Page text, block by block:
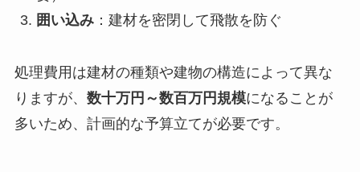
囲い込み：建材を密閉して飛散を防ぐ
処理費用は建材の種類や建物の構造によって異な
りますが、 数十万円～数百万円規模になることが
多いため、計画的な予算立てが必要です。